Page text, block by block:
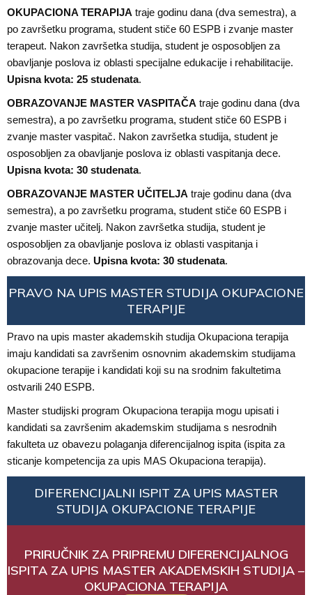
OKUPACIONA TERAPIJA traje godinu dana (dva semestra), a
po završetku programa, student stiče 60 ESPB i zvanje master
terapeut. Nakon završetka studija, student je osposobljen za
obavljanje poslova iz oblasti specijalne edukacije i rehabilitacije.
Upisna kvota: 25 studenata.
OBRAZOVANJE MASTER VASPITAČA traje godinu dana (dva
semestra), a po završetku programa, student stiče 60 ESPB i
zvanje master vaspitač. Nakon završetka studija, student je
osposobljen za obavljanje poslova iz oblasti vaspitanja dece.
Upisna kvota: 30 studenata.
OBRAZOVANJE MASTER UČITELJA traje godinu dana (dva
semestra), a po završetku programa, student stiče 60 ESPB i
zvanje master učitelj. Nakon završetka studija, student je
osposobljen za obavljanje poslova iz oblasti vaspitanja i
obrazovanja dece. Upisna kvota: 30 studenata.
PRAVO NA UPIS MASTER STUDIJA OKUPACIONE
TERAPIJE
Pravo na upis master akademskih studija Okupaciona terapija
imaju kandidati sa završenim osnovnim akademskim studijama
okupacione terapije i kandidati koji su na srodnim fakultetima
ostvarili 240 ESPB.
Master studijski program Okupaciona terapija mogu upisati i
kandidati sa završenim akademskim studijama s nesrodnih
fakulteta uz obavezu polaganja diferencijalnog ispita (ispita za
sticanje kompetencija za upis MAS Okupaciona terapija).
DIFERENCIJALNI ISPIT ZA UPIS MASTER
STUDIJA OKUPACIONE TERAPIJE
PRIRUČNIK ZA PRIPREMU DIFERENCIJALNOG
ISPITA ZA UPIS MASTER AKADEMSKIH STUDIJA –
OKUPACIONA TERAPIJA